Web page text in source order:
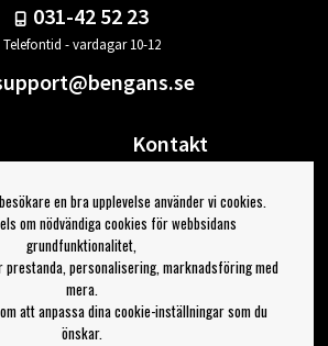
031-42 52 23
Telefontid - vardagar 10-12
Kontakt
Din sida
Logga ut
ha tips från Bengans
en bra upplevelse använder vi cookies.
om nödvändiga cookies för webbsidans
grundfunktionalitet,
prestanda, personalisering, marknadsföring med
mera.
att anpassa dina cookie-inställningar som du
önskar.